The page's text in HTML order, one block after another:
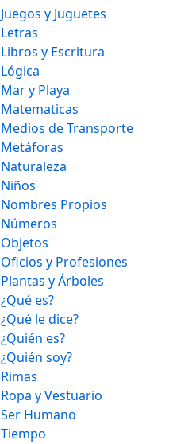
Juegos y Juguetes
Letras
Libros y Escritura
Lógica
Mar y Playa
Matematicas
Medios de Transporte
Metáforas
Naturaleza
Niños
Nombres Propios
Números
Objetos
Oficios y Profesiones
Plantas y Árboles
¿Qué es?
¿Qué le dice?
¿Quién es?
¿Quién soy?
Rimas
Ropa y Vestuario
Ser Humano
Tiempo